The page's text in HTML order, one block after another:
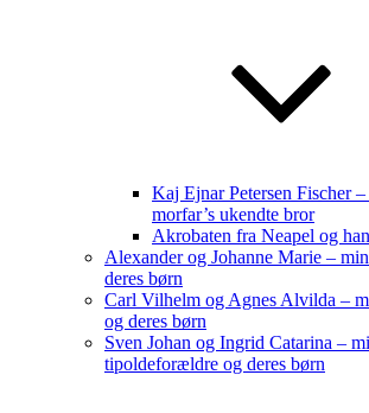
Kaj Ejnar Petersen Fischer
morfar’s ukendte bror
Akrobaten fra Neapel og
Alexander og Johanne Marie –
deres børn
Carl Vilhelm og Agnes Alvilda –
og deres børn
Sven Johan og Ingrid Catarina –
tipoldeforældre og deres børn